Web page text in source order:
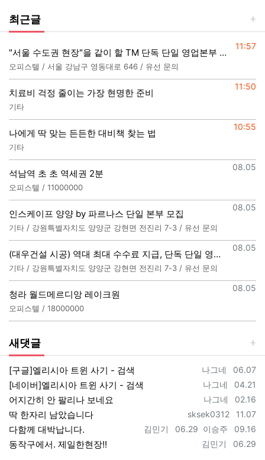
최근글
등록일
11:57
"서울 수도권 현장"을 같이 할 TM 단독 단일 영업본부 팀 선착순 모집
오피스텔 / 서울 강남구 영동대로 646 / 유선 문의
등록일
11:50
치료비 걱정 줄이는 가장 현명한 준비
기타
등록일
10:55
나에게 딱 맞는 든든한 대비책 찾는 법
기타
등록일
08.05
석남역 초 초 역세권 2분
오피스텔 / 11000000
등록일
08.05
인스케이프 양양 by 파르나스 단일 본부 모집
기타 / 강원특별자치도 양양군 강현면 전진리 7-3 / 유선 문의
등록일
08.05
(대우건설 시공) 역대 최대 수수료 지급, 단독 단일 영업본부 선착순 모집 (팀,팀원 개별문의 가능)
기타 / 강원특별자치도 양양군 강현면 전진리 7-3 / 유선 문의
등록일
08.05
청라 월드메르디앙 레이크원
오피스텔 / 18000000
새댓글
등록자
나그네 등록일
06.07
[구글]엘리시아 트윈 사기 - 검색
등록자
나그네 등록일
04.21
[네이버]엘리시아 트윈 사기 - 검색
등록자
나그네 등록일
02.16
어지간히 안 팔리나 보네요
등록자
sksek0312 등록일
11.07
딱 한자리 남았습니다
등록자
이승주 등록일
09.16
등록자
김민기 등록일
06.29
다함께 대박납니다.
등록자
김민기 등록일
06.29
동작구에서. 제일한현장!!